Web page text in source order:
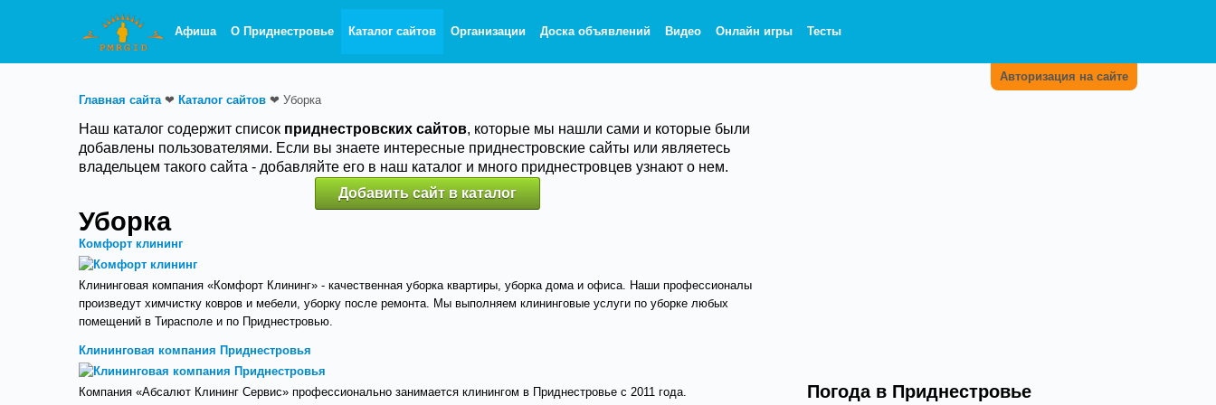
Афиша О Приднестровье Каталог сайтов Организации Доска объявлений Видео Онлайн игры Тесты
Авторизация на сайте
Главная сайта❤ Каталог сайтов ❤ Уборка
Наш каталог содержит список приднестровских сайтов, которые мы нашли сами и которые были
добавлены пользователями. Если вы знаете интересные приднестровские сайты или являетесь
владельцем такого сайта - добавляйте его в наш каталог и много приднестровцев узнают о нем.
Добавить сайт в каталог
Уборка
Комфорт клининг
Клининговая компания «Комфорт Клининг» - качественная уборка квартиры, уборка дома и офиса. Наши профессионалы
произведут химчистку ковров и мебели, уборку после ремонта. Мы выполняем клининговые услуги по уборке любых
помещений в Тирасполе и по Приднестровью.
Клининговая компания Приднестровья
Компания «Абсалют Клининг Сервис» профессионально занимается клинингом в Приднестровье с 2011 года. Погода в Приднестровье